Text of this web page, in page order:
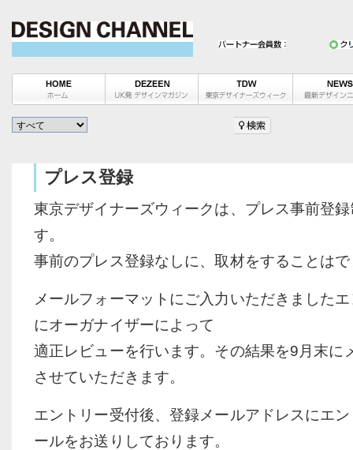
プレス登録
東京デザイナーズウィークは、プレス事前登
す。
事前のプレス登録なしに、取材をすることは
メールフォーマットにご入力いただきました
にオーガナイザーによって
適正レビューを行います。その結果を9月末に
させていただきます。
エントリー受付後、登録メールアドレスにエ
ールをお送りしております。